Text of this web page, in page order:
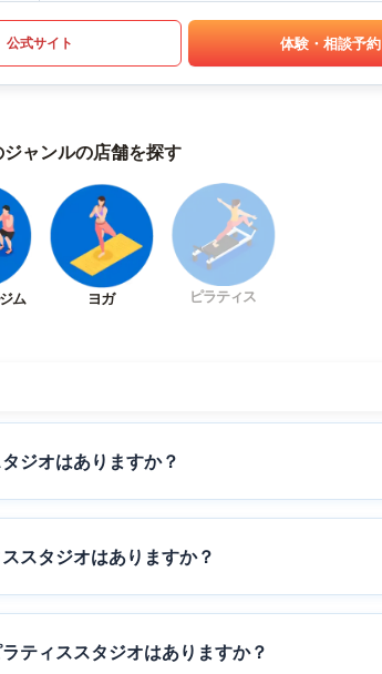
公式サイト 体験・相談予約
ャンルの店舗を探す
ム ヨガ ピラティス
ジオはありますか？
スタジオはありますか？
ティススタジオはありますか？